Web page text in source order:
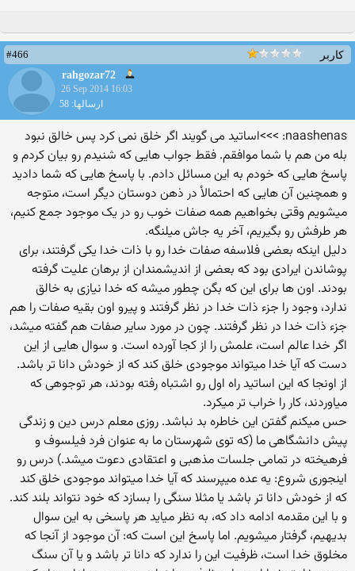
کاربر
#466
rahgozar72
26 Sep 2014 16:03
ارسالها: 58
naashenas: >>>اساتید می گویند اگر خلق نمی کرد پس خالق نبود
بله من هم با شما موافقم. فقط جواب هایی که شنیدم رو بیان کردم و
پاسخ هایی که خودم به این مسائل دادم. با پاسخ هایی که شما دادید
و همچنین آن هایی که احتمالأ در ذهن دوستان دیگر است، متوجه
میشویم وقتی بخواهیم همه صفات خوب رو در یک موجود جمع کنیم،
هر طرفش رو بگیریم، آخر یه جاش میلنگه.
دلیل اینکه بعضی فلاسفه صفات خدا رو با ذات خدا یکی گرفتند، برای
پوشاندن ایرادی بود که بعضی از اندیشمندان از برهان علیت گرفته
بودند. اون ها برای این که بگن چطور میشه که خدا نیازی به خالق
ندارد، وجود را جزء ذات خدا در نظر گرفتند و پیرو اون بقیه صفات را هم
جزء ذات خدا در نظر گرفتند. چون در مورد سایر صفات هم گفته میشد،
اگر خدا عالم است، علمش را از کجا آورده است. و سوال هایی از این
دست که آیا خدا میتواند موجودی خلق کند که از خودش دانا تر باشد.
از اونجا که این اساتید راه اول رو اشتباه رفته بودند، هر توجوهی که
میاوردند، کار را خراب تر میکرد.
حس میکنم گفتن این خاطره بد نباشد. روزی معلم درس دین و زندگی
پیش دانشگاهی ما (که توی شهرستان ما به عنوان فرد فیلسوف و
فرهیخته در تمامی جلسات مذهبی و اعتقادی دعوت میشد.) درس رو
اینجوری شروع: یه عده میپرسند که آیا خدا میتواند موجودی خلق کند
که از خودش دانا تر باشد یا مثلا سنگی را بسازد که خود نتواند بلند کند.
و با این مقدمه ادامه داد که، به نظر میاید هر پاسخی به این سوال
بدیهیم، گرفتار میشویم. اما پاسخ این است که: آن موجود از آنجا که
مخلوق خدا است، ظرفیت این را ندارد که دانا تر باشد و یا آن سنگ